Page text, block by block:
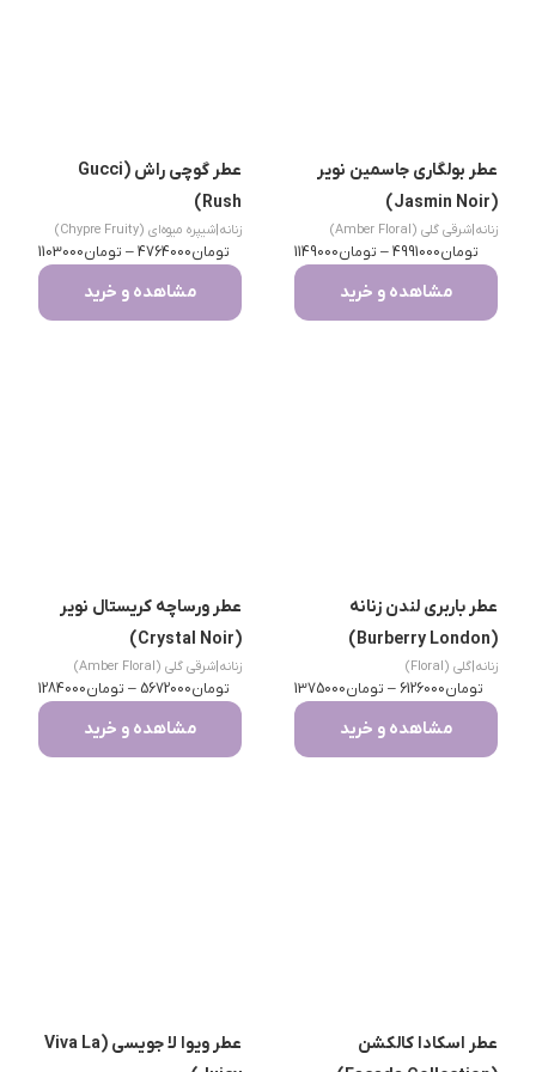
عطر بولگاری جاسمین نویر
(Jasmin Noir)
زنانه شرقی گلی (Amber Floral)
تومان4991000
– تومان1149000
مشاهده و خرید
عطر گوچی راش (Gucci
Rush)
زنانه شیپره میوه‌ای (Chypre Fruity)
تومان4764000
– تومان1103000
مشاهده و خرید
عطر باربری لندن زنانه
(Burberry London)
زنانه گلی (Floral)
تومان6126000
– تومان1375000
مشاهده و خرید
عطر ورساچه کریستال نویر
(Crystal Noir)
زنانه شرقی گلی (Amber Floral)
تومان5672000
– تومان1284000
مشاهده و خرید
عطر اسکادا کالکشن
عطر ویوا لا جویسی (Viva La